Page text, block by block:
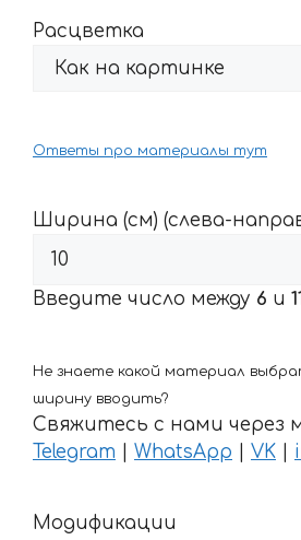
Расцветка
Ответы про материалы тут
Ширина (см) (слева-
Введите число между 6 и
Не знаете какой материал
ширину вводить?
Свяжитесь с нами через
Telegram
WhatsApp VK
Модификации